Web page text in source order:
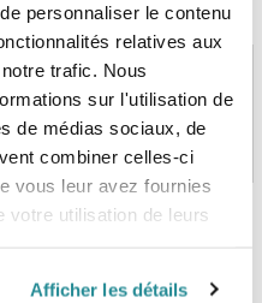
personnaliser le contenu
relatives aux
trafic. Nous
sur l'utilisation de
de médias sociaux, de
combiner celles-ci
vous leur avez fournies
votre utilisation de leurs
Afficher les détails
STOCK EN TEMPS RÉEL
Plus de 5000 produits en stock
À partir de 99€ d’achat*